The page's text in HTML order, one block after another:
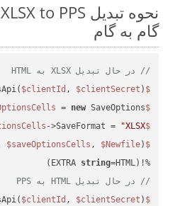
گام به گام
// در حال تبدیل XLSX به HTML
$cellsapi
$clientId , $clientSecret );
$saveOptionsCells
= new SaveOptions();
$saveOptionsCells
->SaveFormat = "XLSX"
$cellsApiResult
$saveOptionsCells , $Newfile
%!(EXTRA
string=HTML)
// در حال تبدیل HTML به PPS
$slidesapi
$clientId , $clientSecret );